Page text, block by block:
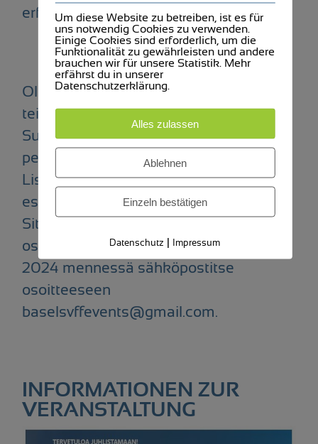
erforderlich.
Olemme iloisia saadessamme toivottaa
teidät tervetulleiksi juhlistamaan
Suomen 107. itsenäisyyspäivää
perjantaina 6. joulukuuta 2024.
Lisätietoja löydätte alla olevasta
esitteestä. Lämpimästi tervetuloa!
Sitovat ilmoittautumiset
osallistujamäärän kanssa 1. joulukuuta
2024 mennessä sähköpostitse
osoitteeseen
baselsvffevents@gmail.com.
INFORMATIONEN ZUR
VERANSTALTUNG
Um diese Website zu betreiben, ist es für
uns notwendig Cookies zu verwenden.
Einige Cookies sind erforderlich, um die
Funktionalität zu gewährleisten und andere
brauchen wir für unsere Statistik. Mehr
erfährst du in unserer
Datenschutzerklärung.
Alles zulassen
Ablehnen
Einzeln bestätigen
Datenschutz | Impressum